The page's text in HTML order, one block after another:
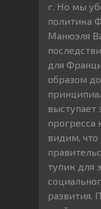
г. Но мы
политика
Манюэля
для
образом
выступает
прогресса
видим,
тупик для
развития.